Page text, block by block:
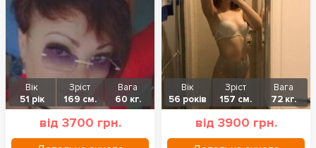
Вік
51 рік
Зріст
169 см.
Вага
60 кг.
від 3700 грн.
Вік
56 років
Зріст
157 см.
Вага
72 кг.
від 3900 грн.